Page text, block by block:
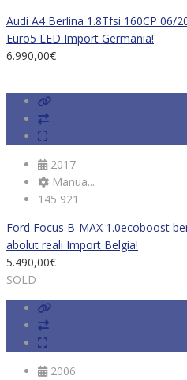
Audi A4 Berlina 1.8Tfsi 160CP 06/
Euro5 LED Import Germania!
6.990,00€
2017
Manua...
145 921
Ford Focus B-MAX 1.0ecoboost
abolut reali Import Belgia!
5.490,00€
SOLD
2006